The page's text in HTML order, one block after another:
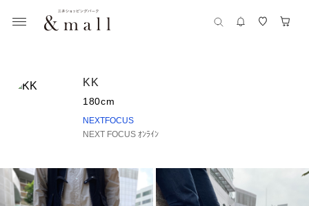
KK
180cm
NEXTFOCUS
NEXT FOCUS ｵﾝﾗｲﾝ